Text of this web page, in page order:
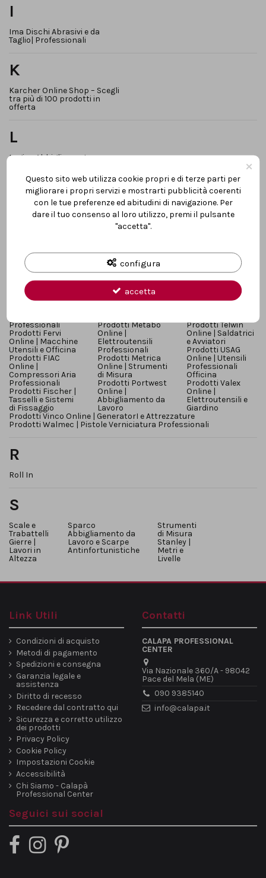
I
Ima Dischi Abrasivi e da
Taglio| Professionali
K
Karcher Online Shop – Scegli
tra più di 100 prodotti in
offerta
L
Logica Abbigliamento e
Multichimica
Prodotti Blue Bird
Online |
Attrezzature
Giardino
Prodotti Dewalt
Professionali
Prodotti Fervi
Online | Macchine
Utensili e Officina
Prodotti FIAC
Online |
Compressori Aria
Professionali
Prodotti Fischer |
Tasselli e Sistemi
di Fissaggio
Prodotti Hyundai
Online |
GeneratorI e
Giardino
Prodotti KWB |
Prodotti Metabo
Online |
Elettroutensili
Professionali
Prodotti Metrica
Online | Strumenti
di Misura
Prodotti Portwest
Online |
Abbigliamento da
Lavoro
Prodotti Pramac
Online |
GeneratorI di
Prodotti Tecnici
Prodotti Telwin
Online | Saldatrici
e Avviatori
Prodotti USAG
Online | Utensili
Professionali
Officina
Prodotti Valex
Online |
Elettroutensili e
Giardino
Prodotti Vinco Online | GeneratorI e Attrezzature
Prodotti Walmec | Pistole Verniciatura Professionali
R
Roll In
S
Scale e
Trabattelli
Gierre |
Lavori in
Altezza
Sparco
Abbigliamento da
Lavoro e Scarpe
Antinfortunistiche
Strumenti
di Misura
Stanley |
Metri e
Livelle
Link Utili
Condizioni di acquisto
Metodi di pagamento
Spedizioni e consegna
Garanzia legale e
assistenza
Diritto di recesso
Recedere dal contratto qui
Sicurezza e corretto utilizzo
dei prodotti
Privacy Policy
Cookie Policy
Impostazioni Cookie
Accessibilità
Chi Siamo - Calapà
Professional Center
Contatti
CALAPA PROFESSIONAL
CENTER
Via Nazionale 360/A - 98042
Pace del Mela (ME)
090 9385140
info@calapa.it
Seguici sui social
×
Questo sito web utilizza cookie propri e di terze parti per
migliorare i propri servizi e mostrarti pubblicità coerenti
con le tue preferenze ed abitudini di navigazione. Per
dare il tuo consenso al loro utilizzo, premi il pulsante
"accetta".
configura
accetta